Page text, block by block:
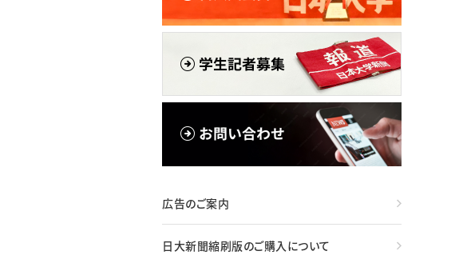
広告のご案内
日大新聞縮刷版のご購入について